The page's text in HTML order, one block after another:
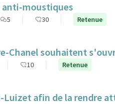
moustiques
5 30 Retenue
Chanel souhaitent
10 Retenue
Luizet afin de la rendre